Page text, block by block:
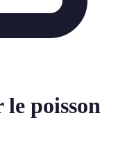
le poisson